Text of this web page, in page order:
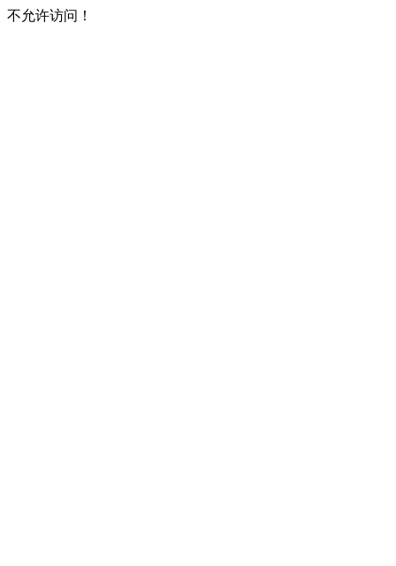
不允许访问！